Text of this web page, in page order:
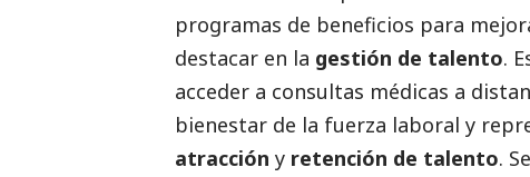
programas de beneficios para
destacar en la gestión de talento.
acceder a consultas médicas a
bienestar de la fuerza laboral y
atracción y retención de talento.